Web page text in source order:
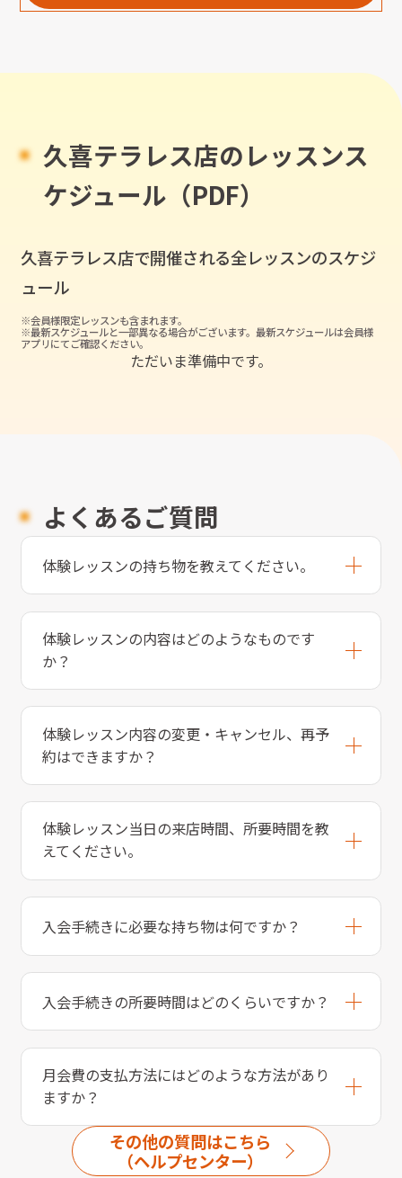
久喜テラレス店のレッスンス
ケジュール（PDF）
久喜テラレス店で開催される全レッスンのスケジ
ュール
※会員様限定レッスンも含まれます。
※最新スケジュールと一部異なる場合がございます。最新スケジュールは会員様
アプリにてご確認ください。
ただいま準備中です。
よくあるご質問
体験レッスンの持ち物を教えてください。
体験レッスンの内容はどのようなものです
か？
体験レッスン内容の変更・キャンセル、再予
約はできますか？
体験レッスン当日の来店時間、所要時間を教
えてください。
入会手続きに必要な持ち物は何ですか？
入会手続きの所要時間はどのくらいですか？
月会費の支払方法にはどのような方法があり
ますか？
その他の質問はこちら
（ヘルプセンター）